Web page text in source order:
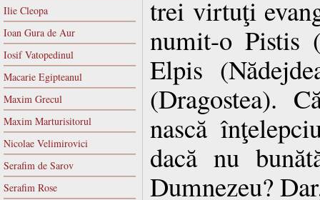
Ilie Cleopa
Ioan Gura de Aur
Iosif Vatopedinul
Macarie Egipteanul
Maxim Grecul
Maxim Marturisitorul
Nicolae Velimirovici
Serafim de Sarov
Serafim Rose
trei virtuţi
numit-o Pistis
Elpis
(Dragostea).
nască
dacă nu
Dumnezeu?